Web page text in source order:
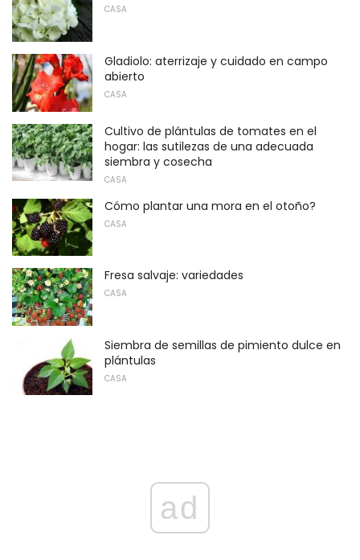
CASA
Gladiolo: aterrizaje y cuidado en campo
abierto
CASA
Cultivo de plántulas de tomates en el
hogar: las sutilezas de una adecuada
siembra y cosecha
CASA
Cómo plantar una mora en el otoño?
CASA
Fresa salvaje: variedades
CASA
Siembra de semillas de pimiento dulce en
plántulas
CASA
ad